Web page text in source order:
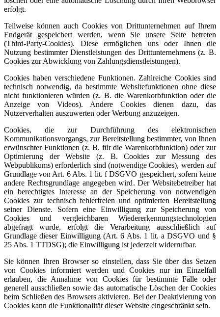
erfolgt.
Teilweise können auch Cookies von Drittunternehmen auf Ihrem
Endgerät gespeichert werden, wenn Sie unsere Seite betreten
(Third-Party-Cookies). Diese ermöglichen uns oder Ihnen die
Nutzung bestimmter Dienstleistungen des Drittunternehmens (z. B.
Cookies zur Abwicklung von Zahlungsdienstleistungen).
Cookies haben verschiedene Funktionen. Zahlreiche Cookies sind
technisch notwendig, da bestimmte Websitefunktionen ohne diese
nicht funktionieren würden (z. B. die Warenkorbfunktion oder die
Anzeige von Videos). Andere Cookies dienen dazu, das
Nutzerverhalten auszuwerten oder Werbung anzuzeigen.
Cookies, die zur Durchführung des elektronischen
Kommunikationsvorgangs, zur Bereitstellung bestimmter, von Ihnen
erwünschter Funktionen (z. B. für die Warenkorbfunktion) oder zur
Optimierung der Website (z. B. Cookies zur Messung des
Webpublikums) erforderlich sind (notwendige Cookies), werden auf
Grundlage von Art. 6 Abs. 1 lit. f DSGVO gespeichert, sofern keine
andere Rechtsgrundlage angegeben wird. Der Websitebetreiber hat
ein berechtigtes Interesse an der Speicherung von notwendigen
Cookies zur technisch fehlerfreien und optimierten Bereitstellung
seiner Dienste. Sofern eine Einwilligung zur Speicherung von
Cookies und vergleichbaren Wiedererkennungstechnologien
abgefragt wurde, erfolgt die Verarbeitung ausschließlich auf
Grundlage dieser Einwilligung (Art. 6 Abs. 1 lit. a DSGVO und §
25 Abs. 1 TTDSG); die Einwilligung ist jederzeit widerrufbar.
Sie können Ihren Browser so einstellen, dass Sie über das Setzen
von Cookies informiert werden und Cookies nur im Einzelfall
erlauben, die Annahme von Cookies für bestimmte Fälle oder
generell ausschließen sowie das automatische Löschen der Cookies
beim Schließen des Browsers aktivieren. Bei der Deaktivierung von
Cookies kann die Funktionalität dieser Website eingeschränkt sein.